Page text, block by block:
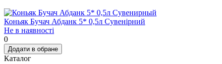
Коньяк Бучач Абданк 5* 0,5л Сувенірний
Не в наявності
0
Додати в обране
Каталог